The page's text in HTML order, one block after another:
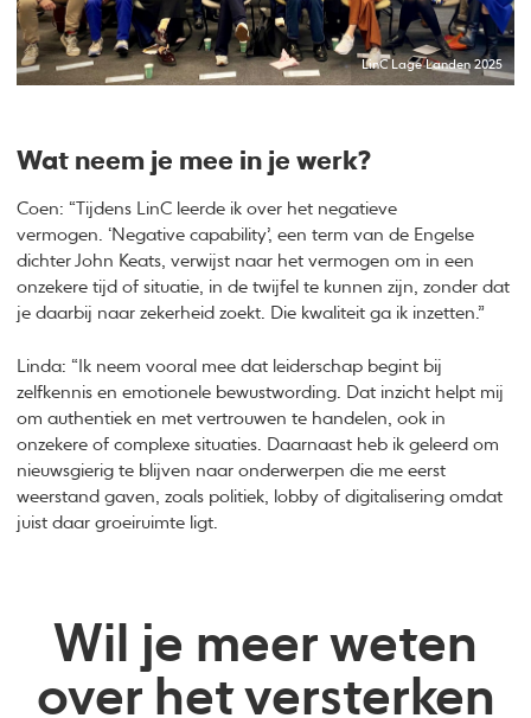
LinC Lage Landen 2025
Wat neem je mee in je werk?
Coen: “Tijdens LinC leerde ik over het negatieve
vermogen. ‘Negative capability’, een term van de Engelse
dichter John Keats, verwijst naar het vermogen om in een
onzekere tijd of situatie, in de twijfel te kunnen zijn, zonder dat
je daarbij naar zekerheid zoekt. Die kwaliteit ga ik inzetten.”
Linda: “Ik neem vooral mee dat leiderschap begint bij
zelfkennis en emotionele bewustwording. Dat inzicht helpt mij
om authentiek en met vertrouwen te handelen, ook in
onzekere of complexe situaties. Daarnaast heb ik geleerd om
nieuwsgierig te blijven naar onderwerpen die me eerst
weerstand gaven, zoals politiek, lobby of digitalisering omdat
juist daar groeiruimte ligt.
Wil je meer weten
over het versterken